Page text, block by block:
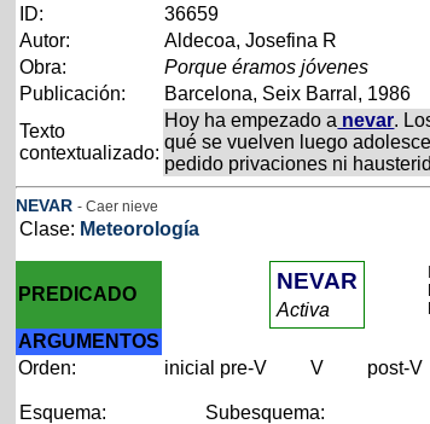
ID:
36659
Autor:
Aldecoa, Josefina R
Obra:
Porque éramos jóvenes
Publicación:
Barcelona, Seix Barral, 1986
Texto
contextualizado:
Hoy ha empezado a nevar.
qué se vuelven luego
pedido privaciones ni
NEVAR - Caer nieve
Clase: Meteorología
PREDICADO
NEVAR
Activa
ARGUMENTOS
Orden:
inicial pre-V V post-V
Esquema: Subesquema: